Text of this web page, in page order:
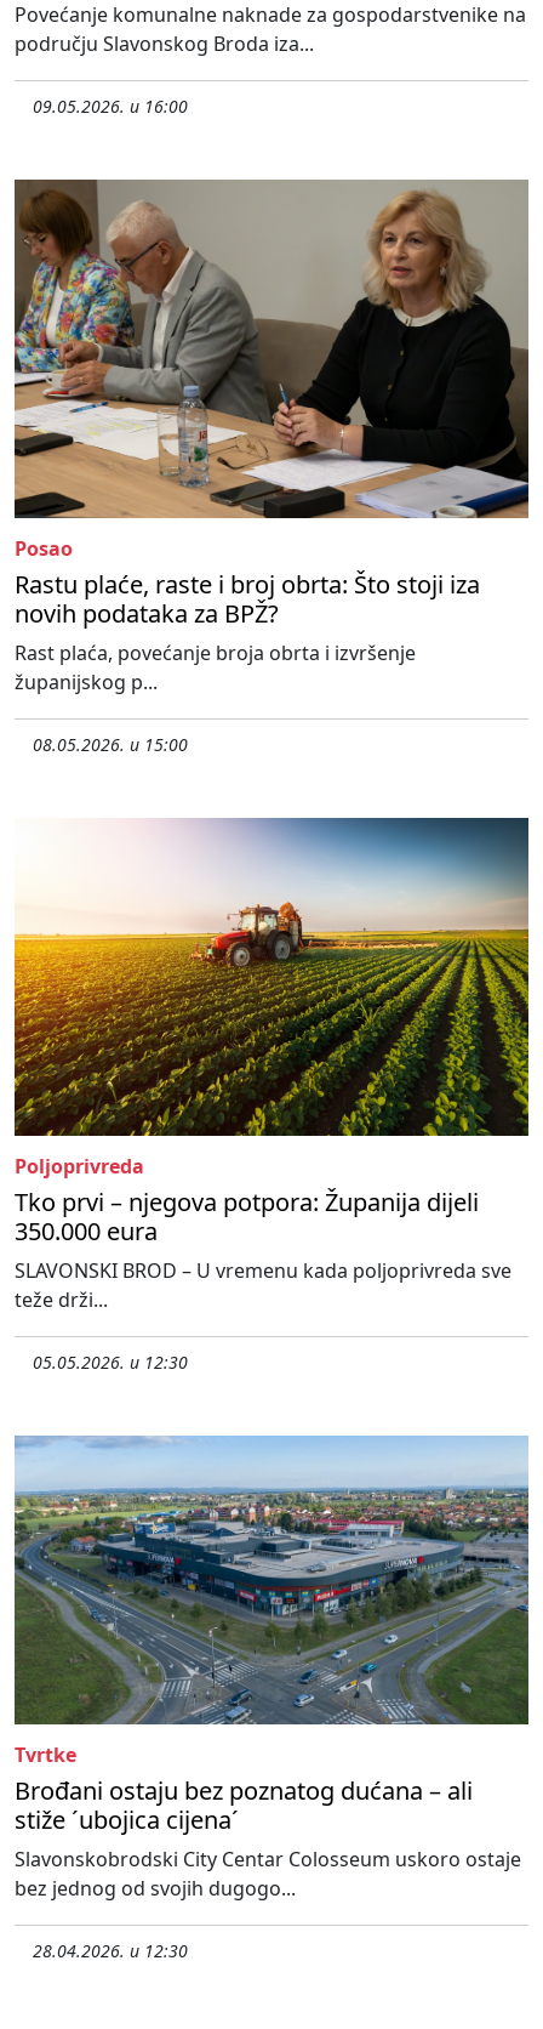
Povećanje komunalne naknade za gospodarstvenike na
području Slavonskog Broda iza...
09.05.2026. u 16:00
Posao
Rastu plaće, raste i broj obrta: Što stoji iza
novih podataka za BPŽ?
Rast plaća, povećanje broja obrta i izvršenje
županijskog p...
08.05.2026. u 15:00
Poljoprivreda
Tko prvi – njegova potpora: Županija dijeli
350.000 eura
SLAVONSKI BROD – U vremenu kada poljoprivreda sve
teže drži...
05.05.2026. u 12:30
Tvrtke
Brođani ostaju bez poznatog dućana – ali
stiže ´ubojica cijena´
Slavonskobrodski City Centar Colosseum uskoro ostaje
bez jednog od svojih dugogo...
28.04.2026. u 12:30